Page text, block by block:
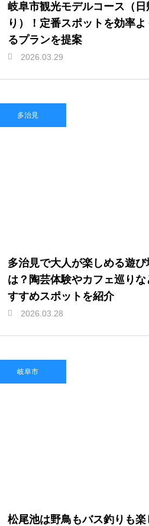
岐阜市観光モデルコース（日
り）！定番スポットを効率よ
るプランを提案
2026.03.29
多治見
多治見で大人が楽しめる遊び
は？陶芸体験やカフェ巡りな
すすめスポットを紹介
2026.03.28
岐阜市
松尾池は野鳥もバス釣りも楽